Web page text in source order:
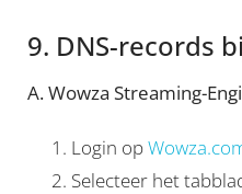
9. DNS-records
A. Wowza Streaming-
Login op
Selecteer het